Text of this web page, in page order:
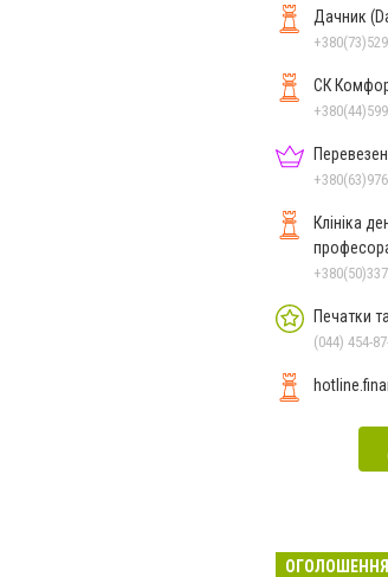
Дачник
СК
Клініка
Печатки
(044) 454-
ОГОЛОШЕННЯ